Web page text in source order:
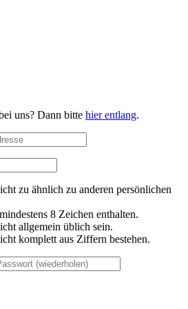
uns? Dann bitte hier entlang.
zu ähnlich zu anderen persönlichen
8 Zeichen enthalten.
allgemein üblich sein.
komplett aus Ziffern bestehen.